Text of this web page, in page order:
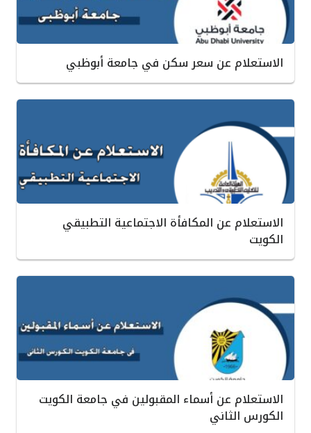
الاستعلام عن سعر سكن في جامعة أبوظبي
الاستعلام عن المكافأة الاجتماعية التطبيقي
الكويت
الاستعلام عن أسماء المقبولين في جامعة الكويت
الكورس الثاني